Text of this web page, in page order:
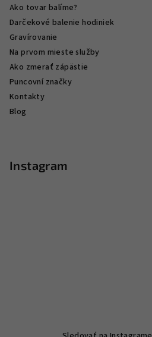
Ako tovar balíme?
Darčekové balenie hodiniek
Gravírovanie
Na prvom mieste služby
Ako zmerať zápästie
Puncovní značky
Kontakty
Blog
Instagram